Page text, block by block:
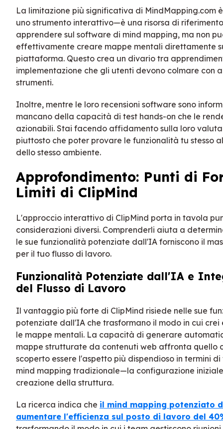
La limitazione più significativa di MindMapping.com
uno strumento interattivo—è una risorsa di
apprendere sul software di mind mapping, ma non
effettivamente creare mappe mentali direttamente
piattaforma. Questo crea un divario tra
implementazione che gli utenti devono colmare con
strumenti.
Inoltre, mentre le loro recensioni software sono
mancano della capacità di test hands-on che le
azionabili. Stai facendo affidamento sulla loro
piuttosto che poter provare le funzionalità tu stesso
dello stesso ambiente.
Approfondimento: Punti di
Limiti di ClipMind
L'approccio interattivo di ClipMind porta in tavola
considerazioni diversi. Comprenderli aiuta a
le sue funzionalità potenziate dall'IA forniscono il
per il tuo flusso di lavoro.
Funzionalità Potenziate dall'IA e
del Flusso di Lavoro
Il vantaggio più forte di ClipMind risiede nelle sue
potenziate dall'IA che trasformano il modo in cui crei
le mappe mentali. La capacità di generare
mappe strutturate da contenuti web affronta quello
scoperto essere l'aspetto più dispendioso in termini
mind mapping tradizionale—la configurazione
creazione della struttura.
La ricerca indica che il mind mapping potenziato
aumentare l'efficienza sul posto di lavoro del